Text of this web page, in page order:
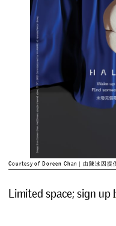
Courtesy of Doreen Chan｜由陳泳因提
Limited space; sign up